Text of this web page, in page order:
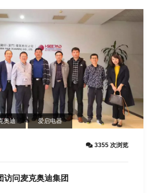
奥迪 爱启电器
3355 次浏览
访问麦克奥迪集团